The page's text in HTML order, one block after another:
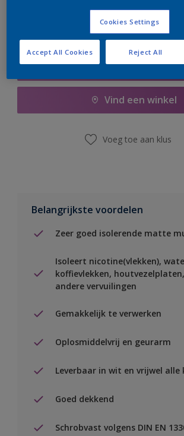
Boodschappenlijst
Vind een winkel
Voeg toe aan klus
Belangrijkste voordelen
Zeer goed isolerende matte
Isoleert nicotine(vlekken),
koffievlekken,
andere vervuilingen
Gemakkelijk te verwerken
Oplosmiddelvrij en geurarm
Leverbaar in wit en vrijwel alle
Goed dekkend
Schrobvast volgens DIN EN
Cookies Settings
Reject All
Accept All Cookies